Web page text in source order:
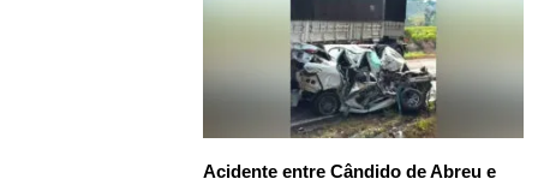
Acidente entre Cândido de Abreu e